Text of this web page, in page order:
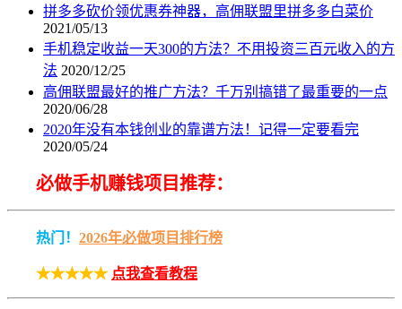
拼多多砍价领优惠券神器，高佣联盟里拼多多白菜价
2021/05/13
手机稳定收益一天300的方法？不用投资三百元收入的方
法 2020/12/25
高佣联盟最好的推广方法？千万别搞错了最重要的一点
2020/06/28
2020年没有本钱创业的靠谱方法！记得一定要看完
2020/05/24
必做手机赚钱项目推荐：
热门！ 2026年必做项目排行榜
★★★★★ 点我查看教程